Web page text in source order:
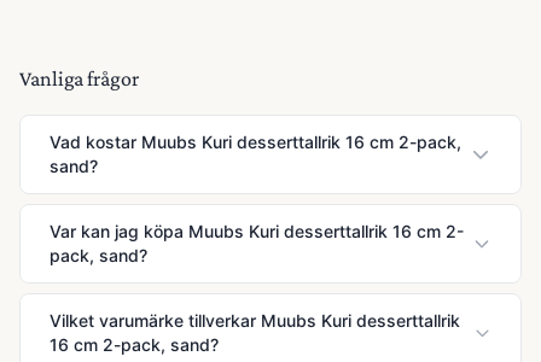
Vanliga frågor
Vad kostar Muubs Kuri desserttallrik 16 cm 2-pack,
sand?
Var kan jag köpa Muubs Kuri desserttallrik 16 cm 2-
pack, sand?
Vilket varumärke tillverkar Muubs Kuri desserttallrik
16 cm 2-pack, sand?